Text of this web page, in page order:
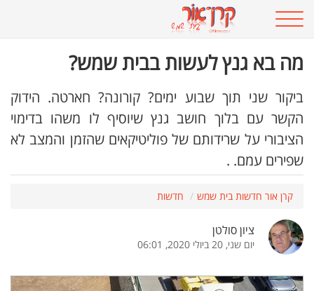
מה בא גנץ לעשות בבית שמש?
ביקור שני תוך שבוע ימים? קורונה? חארטה. הידוק
הקשר עם בלוך חושב גנץ שיוסיף לו משהו בדימוי
הציבורי על שרידותם של פוליטיקאים שהזמן והמצב לא
שפירים עמם. .
קרן אור חדשות בית שמש חדשות
ציון סולטן
יום שני, 20 ביולי 2020, 06:01